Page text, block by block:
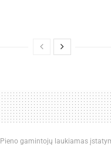
Pieno gamintojų laukiamas